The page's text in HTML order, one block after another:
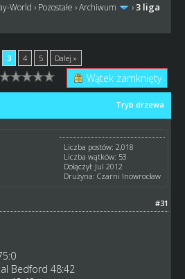
World › Pozostałe ›Archiwum ›3 liga
3 4 5 Dalej »
Wątek zamknięty
Tryb drzewa
Liczba postów: 2,018
Liczba wątków: 53
Dołączył: Jul 2012
Drużyna: Czarni Inowrocław
#31
Bedford 48:42